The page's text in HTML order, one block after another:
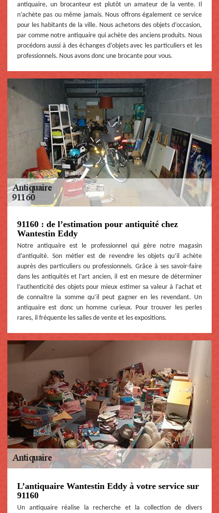
antiquaire, un brocanteur est plutôt un amateur de la vente. Il
n’achète pas ou même jamais. Nous offrons également ce service
pour les habitants de la ville. Nous achetons des objets d’occasion,
par comme notre antiquaire qui achète des anciens produits. Nous
procédons aussi à des échanges d’objets avec les particuliers et les
professionnels. Nous avons donc une brocante pour vous.
91160 : de l’estimation pour antiquité chez
Wantestin Eddy
Notre antiquaire est le professionnel qui gère notre magasin
d’antiquité. Son métier est de revendre les objets qu’il achète
auprès des particuliers ou professionnels. Grâce à ses savoir-faire
dans les antiquités et l’art ancien, il est en mesure de déterminer
l’authenticité des objets pour mieux estimer sa valeur à l’achat et
de connaître la somme qu’il peut gagner en les revendant. Un
antiquaire est donc un homme curieux. Pour trouver les perles
rares, il fréquente les salles de vente et les expositions.
L’antiquaire Wantestin Eddy à votre service sur
91160
Un antiquaire réalise la recherche et la collection de divers